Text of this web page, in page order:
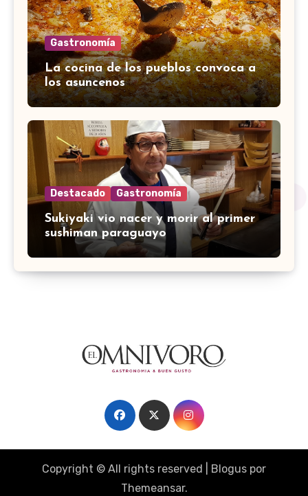
Gastronomía
La cocina de los pueblos convoca a
los asuncenos
Destacado Gastronomía
Sukiyaki vio nacer y morir al primer
sushiman paraguayo
Copyright © All rights reserved Blogus por
Themeansar.